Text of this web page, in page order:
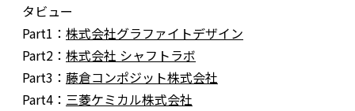
タビュー
Part1： 株式会社グラファイトデザイン
Part2： 株式会社 シャフトラボ
Part3： 藤倉コンポジット株式会社
Part4： 三菱ケミカル株式会社